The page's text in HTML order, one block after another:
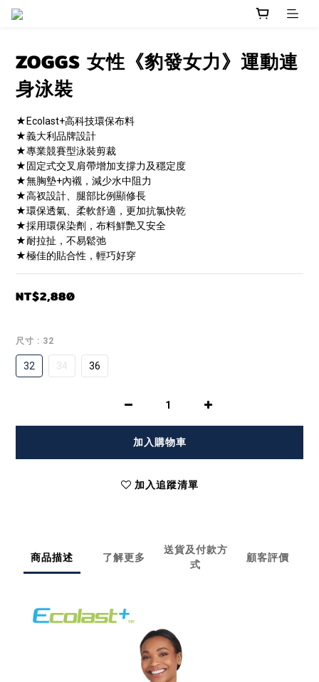
ZOGGS 女性《豹發女力》運動連
身泳裝
★Ecolast+高科技環保布料
★義大利品牌設計
★專業競賽型泳裝剪裁
★固定式交叉肩帶增加支撐力及穩定度
★無胸墊+內襯，減少水中阻力
★高衩設計、腿部比例顯修長
★環保透氣、柔軟舒適，更加抗氯快乾
★採用環保染劑，布料鮮艷又安全
★耐拉扯，不易鬆弛
★極佳的貼合性，輕巧好穿
NT$2,880
尺寸 : 32
32 34 36
加入購物車
加入追蹤清單
商品描述 了解更多
送貨及付款方
式
顧客評價